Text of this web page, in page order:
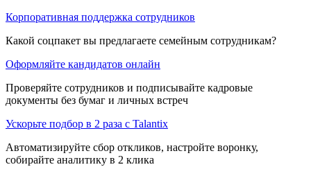
Корпоративная поддержка сотрудников
Какой соцпакет вы предлагаете семейным сотрудникам?
Оформляйте кандидатов онлайн
Проверяйте сотрудников и подписывайте кадровые
документы без бумаг и личных встреч
Ускорьте подбор в 2 раза с Talantix
Автоматизируйте сбор откликов, настройте воронку,
собирайте аналитику в 2 клика